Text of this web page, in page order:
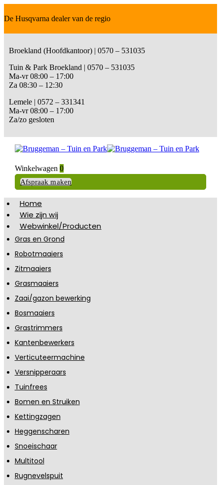
De Husqvarna dealer van de regio
Broekland (Hoofdkantoor) | 0570 – 531035
Tuin & Park Broekland | 0570 – 531035
Ma-vr 08:00 – 17:00
Za 08:30 – 12:30
Lemele | 0572 – 331341
Ma-vr 08:00 – 17:00
Za/zo gesloten
Winkelwagen 0
Afspraak maken
Home
Wie zijn wij
Webwinkel/Producten
Gras en Grond
Robotmaaiers
Zitmaaiers
Grasmaaiers
Zaai/gazon bewerking
Bosmaaiers
Grastrimmers
Kantenbewerkers
Verticuteermachine
Versnipperaars
Tuinfrees
Bomen en Struiken
Kettingzagen
Heggenscharen
Snoeischaar
Multitool
Rugnevelspuit